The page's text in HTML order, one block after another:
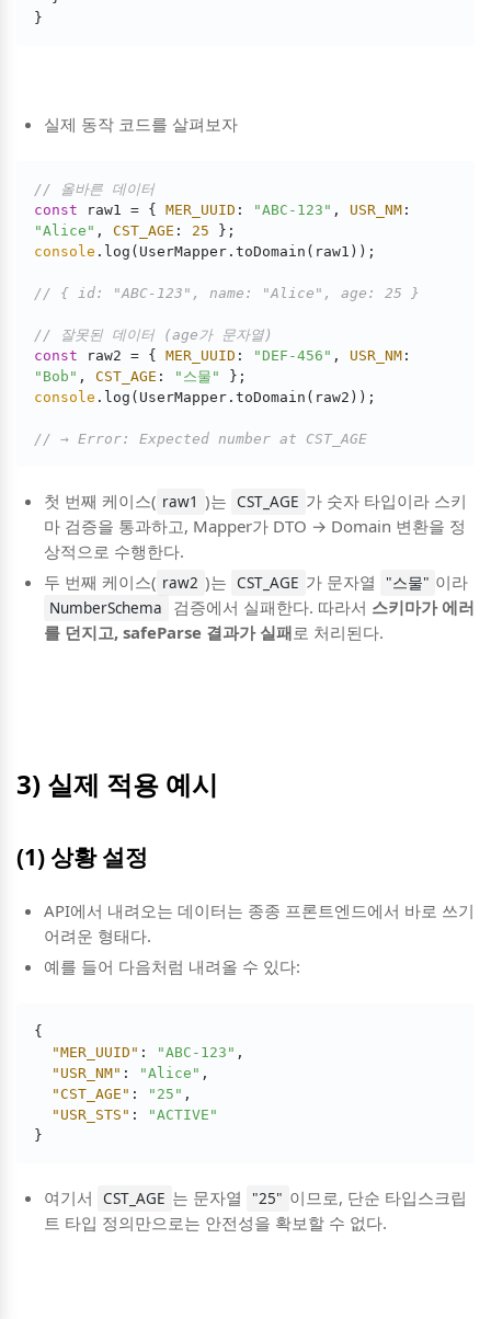
실제 동작 코드를 살펴보자
// 올바른 데이터
const raw1 = { MER_UUID : "ABC-123" , USR_NM
"Alice" , CST_AGE : 25
console .log(UserMapper.toDomain(raw1));
// { id: "ABC-123", name: "Alice", age: 25 }
// 잘못된 데이터 (age가 문자열)
const raw2 = { MER_UUID : "DEF-456" , USR_NM
"Bob" , CST_AGE : "스물"
console .log(UserMapper.toDomain(raw2));
// → Error: Expected number at CST_AGE
첫 번째 케이스( raw1 )는 CST_AGE 가 숫자 타입이라 스키
마 검증을 통과하고, Mapper가 DTO → Domain 변환을 정
상적으로 수행한다.
두 번째 케이스( raw2 )는 CST_AGE 가 문자열 "스물" 이라
NumberSchema 검증에서 실패한다. 따라서 스키마가 에러
를 던지고, safeParse 결과가 실패로 처리된다.
3) 실제 적용 예시
(1) 상황 설정
API에서 내려오는 데이터는 종종 프론트엔드에서 바로 쓰기
어려운 형태다.
예를 들어 다음처럼 내려올 수 있다:
{
"MER_UUID" : "ABC-123" ,
"USR_NM" : "Alice" ,
"CST_AGE" : "25" ,
"USR_STS" :
"ACTIVE"
}
여기서 CST_AGE 는 문자열 "25" 이므로, 단순 타입스크립
트 타입 정의만으로는 안전성을 확보할 수 없다.